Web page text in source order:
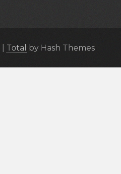
Total by Hash Themes